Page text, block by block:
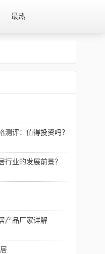
最热
测评：值得投资吗？
行业的发展前景？
产品厂家详解